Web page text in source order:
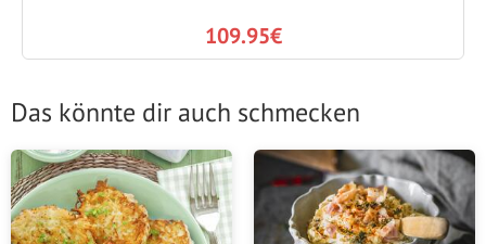
109.95€
Das könnte dir auch schmecken